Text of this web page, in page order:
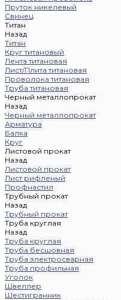
Пруток никелевый
Свинец
Титан
Назад
Титан
Круг титановый
Лента титановая
Лист/Плита титановая
Проволока титановая
Труба титановая
Черный металлопрокат
Назад
Черный металлопрокат
Арматура
Балка
Круг
Листовой прокат
Назад
Листовой прокат
Лист рифленый
Профнастил
Трубный прокат
Назад
Трубный прокат
Труба круглая
Назад
Труба круглая
Труба бесшовная
Труба электросварная
Труба профильная
Уголок
Швеллер
Шестигранник